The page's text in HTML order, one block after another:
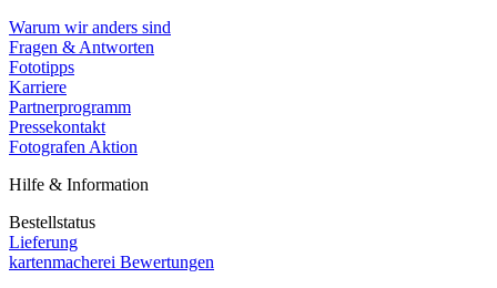
Warum wir anders sind
Fragen & Antworten
Fototipps
Karriere
Partnerprogramm
Pressekontakt
Fotografen Aktion
Hilfe & Information
Bestellstatus
Lieferung
kartenmacherei Bewertungen